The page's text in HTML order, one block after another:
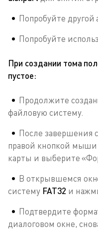
Попробуйте другой
Попробуйте
При создании тома
пустое:
Продолжите
файловую систему.
После завершения
правой кнопкой мыши
карты и выберите
В открывшемся
систему FAT32 и
Подтвердите
диалоговом окне,